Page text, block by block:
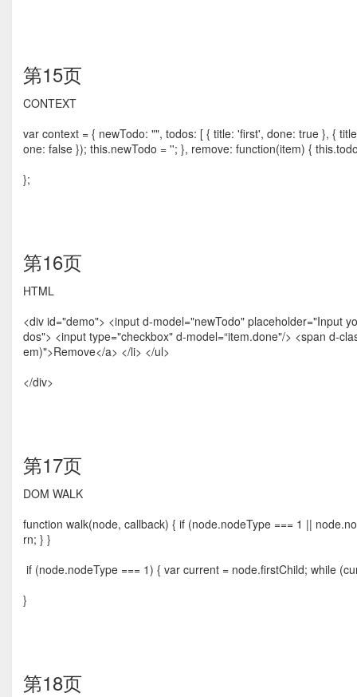
第15页
CONTEXT
var context = { newTodo: "", todos: [ { title: 'first', done: true }, {
one: false }); this.newTodo = ''; }, remove: function(item) {
};
第16页
HTML
<div id="demo"> <input d-model="newTodo" placeholder="Input
dos"> <input type="checkbox" d-model=“item.done"/> <span d-
em)">Remove</a> </li> </ul>
</div>
第17页
DOM WALK
function walk(node, callback) { if (node.nodeType === 1 ||
rn; } }
if (node.nodeType === 1) { var current = node.firstChild; while
}
第18页